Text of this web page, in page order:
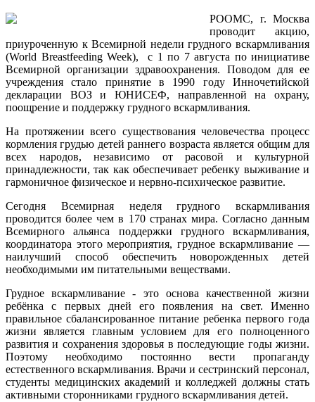
РООМС, г. Москва
проводит акцию,
приуроченную к Всемирной недели грудного вскармливания
(World Breastfeeding Week), с 1 по 7 августа по инициативе
Всемирной организации здравоохранения. Поводом для ее
учреждения стало принятие в 1990 году Инночетийской
декларации ВОЗ и ЮНИСЕФ, направленной на охрану,
поощрение и поддержку грудного вскармливания.
На протяжении всего существования человечества процесс
кормления грудью детей раннего возраста является общим для
всех народов, независимо от расовой и культурной
принадлежности, так как обеспечивает ребенку выживание и
гармоничное физическое и нервно-психическое развитие.
Сегодня Всемирная неделя грудного вскармливания
проводится более чем в 170 странах мира. Согласно данным
Всемирного альянса поддержки грудного вскармливания,
координатора этого мероприятия, грудное вскармливание —
наилучший способ обеспечить новорожденных детей
необходимыми им питательными веществами.
Грудное вскармливание - это основа качественной жизни
ребёнка с первых дней его появления на свет. Именно
правильное сбалансированное питание ребенка первого года
жизни является главным условием для его полноценного
развития и сохранения здоровья в последующие годы жизни.
Поэтому необходимо постоянно вести пропаганду
естественного вскармливания. Врачи и сестринский персонал,
студенты медицинских академий и колледжей должны стать
активными сторонниками грудного вскармливания детей.